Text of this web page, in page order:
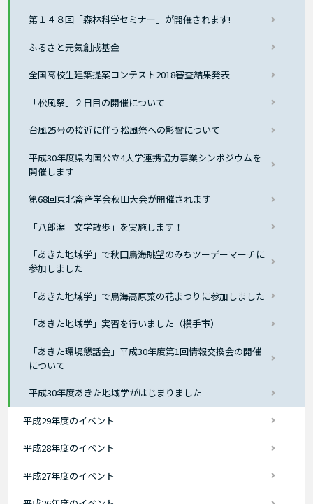
第１４８回「森林科学セミナー」が開催されます!
ふるさと元気創成基金
全国高校生建築提案コンテスト2018審査結果発表
「松風祭」２日目の開催について
台風25号の接近に伴う松風祭への影響について
平成30年度県内国公立4大学連携協力事業シンポジウムを
開催します
第68回東北畜産学会秋田大会が開催されます
「八郎潟 文学散歩」を実施します！
「あきた地域学」で秋田鳥海眺望のみちツーデーマーチに
参加しました
「あきた地域学」で鳥海高原菜の花まつりに参加しました
「あきた地域学」実習を行いました（横手市）
「あきた環境懇話会」平成30年度第1回情報交換会の開催
について
平成30年度あきた地域学がはじまりました
平成29年度のイベント
平成28年度のイベント
平成27年度のイベント